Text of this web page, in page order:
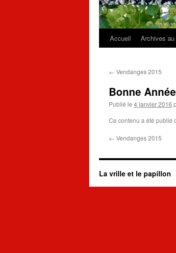
Accueil Archives
← Vendanges 2015
Bonne
Publié le 4 janvier 2016
Ce contenu a été publié
← Vendanges 2015
La vrille et le papillon